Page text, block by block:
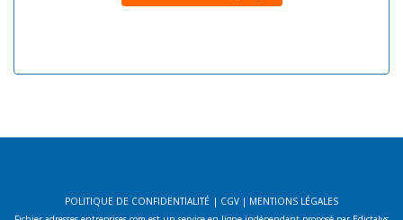
POLITIQUE DE CONFIDENTIALITÉ | CGV | MENTIONS LÉGALES